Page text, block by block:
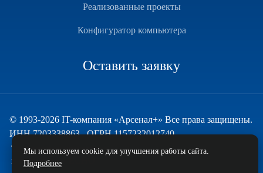
Реализованные проекты
Конфигуратор компьютера
Оставить заявку
© 1993-2026 IT-компания «Арсенал+» Все права защищены.
ИНН 7203338863 , ОГРН 1157232012740
Техническая поддержка
и развитие — ECHO
Мы используем cookie для улучшения работы сайта.
Подробнее